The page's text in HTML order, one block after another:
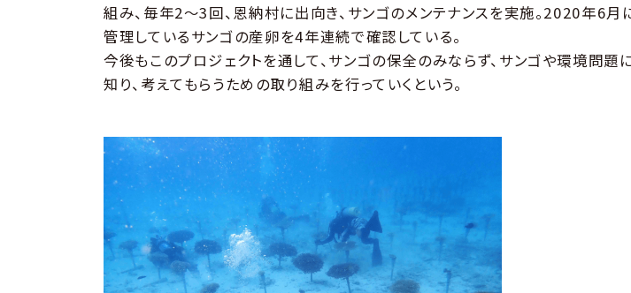
組み、毎年2～3回、恩納村に出向き、サンゴのメンテナンスを実施。2020年6月
管理しているサンゴの産卵を4年連続で確認している。
今後もこのプロジェクトを通して、サンゴの保全のみならず、サンゴや環境問題
知り、考えてもらうための取り組みを行っていくという。